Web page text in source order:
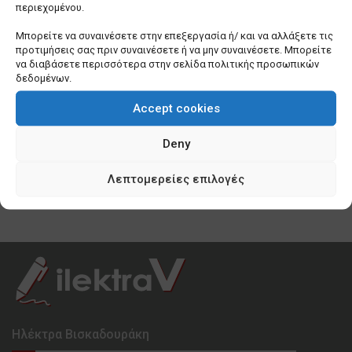
περιεχομένου.
Μπορείτε να συναινέσετε στην επεξεργασία ή/ και να αλλάξετε τις
προτιμήσεις σας πριν συναινέσετε ή να μην συναινέσετε. Μπορείτε
να διαβάσετε περισσότερα στην σελίδα πολιτικής προσωπικών
δεδομένων.
Accept cookies
Deny
Λεπτομερείες επιλογές
Λίγα πράγματα που δεν γνωρίζετε για εμένα
0 SHARES
Σε τέλμα οι Υπηρεσίες Δόμησης των Δήμων –
Κυνισμός Μπακογιάννη ακόμη και για τα
0 SHARES
Ηλέκτρα Βισκαδουράκη